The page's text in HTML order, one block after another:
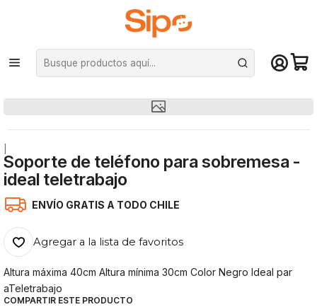
¡Compra hasta mediodía y recibe hoy! De lunes a sábado en el gran
Santiago. Envío gratis desde $29.990
Inicio Otras categorías Soporte celulares, tables y notebooks
Soporte de teléfono para sobremesa - ideal teletrabajo
Soporte de teléfono para sobremesa -
ideal teletrabajo
ENVÍO GRATIS A TODO CHILE
Agregar a la lista de favoritos
Altura máxima 40cm Altura mínima 30cm Color Negro Ideal par
aTeletrabajo
COMPARTIR ESTE PRODUCTO